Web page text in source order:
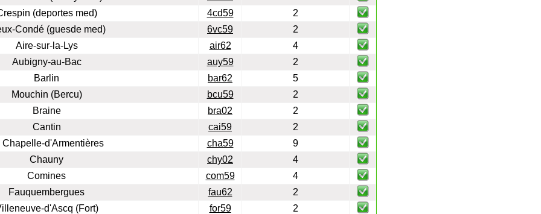
(deportes med)
4cd59
2
Condé (guesde med)
6vc59
2
Aire-sur-la-Lys
air62
4
Aubigny-au-Bac
auy59
2
Barlin
bar62
5
Mouchin (Bercu)
bcu59
2
Braine
bra02
2
Cantin
cai59
2
Chapelle-d'Armentières
cha59
9
Chauny
chy02
4
Comines
com59
4
Fauquembergues
fau62
2
d'Ascq (Fort)
for59
2